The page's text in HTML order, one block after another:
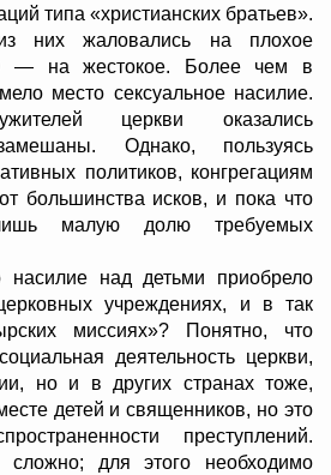
типа «христианских братьев».
них жаловались на плохое
— на жестокое. Более чем в
место сексуальное насилие.
церкви оказались
Однако, пользуясь
политиков, конгрегациям
большинства исков, и пока что
малую долю требуемых
насилие над детьми приобрело
учреждениях, и в так
миссиях»? Понятно, что
деятельность церкви,
но и в других странах тоже,
детей и священников, но это
преступлений.
сложно; для этого необходимо